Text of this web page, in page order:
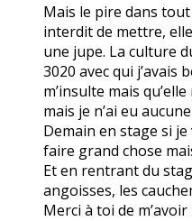
Mais le pire dans tout
interdit de mettre,
une jupe. La culture
3020 avec qui j’avais
m’insulte mais
mais je n’ai eu
Demain en stage si
faire grand chose
Et en rentrant du
angoisses, les
Merci à toi de